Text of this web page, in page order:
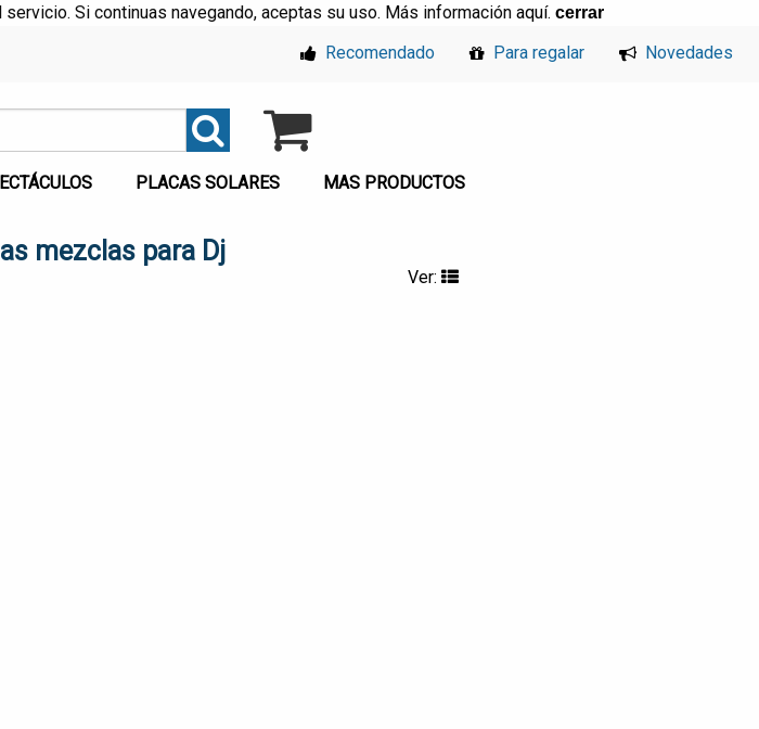
Si continuas navegando, aceptas su uso. Más información aquí. cerrar
Recomendado Para regalar Novedades
PLACAS SOLARES MAS PRODUCTOS
mezclas para Dj
Ver: